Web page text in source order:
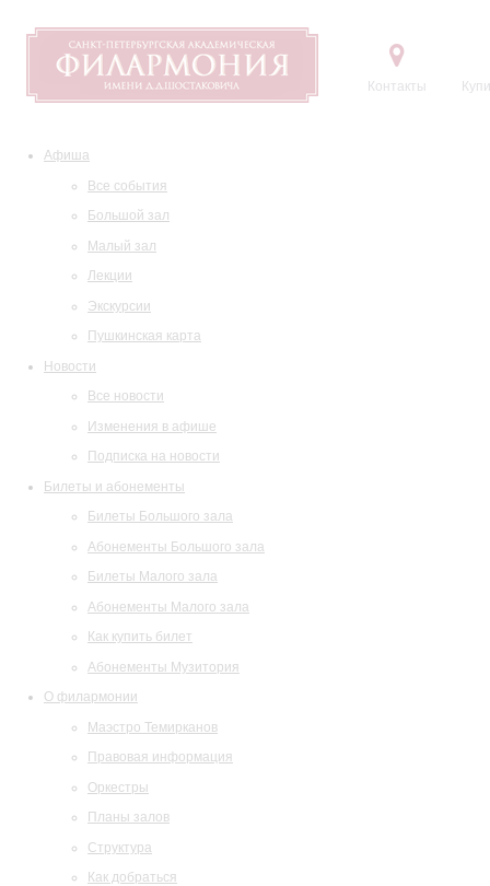
Контакты
Афиша
Все события
Большой зал
Малый зал
Лекции
Экскурсии
Пушкинская карта
Новости
Все новости
Изменения в афише
Подписка на новости
Билеты и абонементы
Билеты Большого зала
Абонементы Большого зала
Билеты Малого зала
Абонементы Малого зала
Как купить билет
Абонементы Музитория
О филармонии
Маэстро Темирканов
Правовая информация
Оркестры
Планы залов
Структура
Как добраться